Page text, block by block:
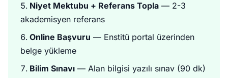
Niyet Mektubu + Referans Topla — 2-3
akademisyen referans
Online Başvuru — Enstitü portal üzerinden
belge yükleme
Bilim Sınavı — Alan bilgisi yazılı sınav (90 dk)